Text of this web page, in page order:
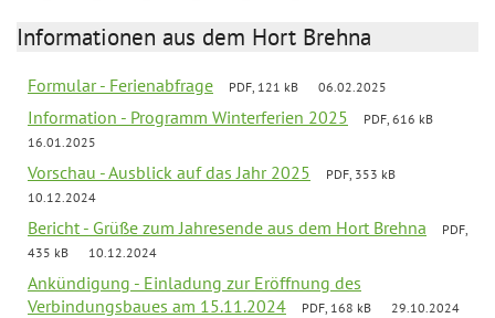
Informationen aus dem Hort Brehna
Formular - Ferienabfrage PDF, 121 kB 06.02.2025
Information - Programm Winterferien 2025
PDF, 616 kB
16.01.2025
Vorschau - Ausblick auf das Jahr 2025
PDF, 353 kB
10.12.2024
Bericht - Grüße zum Jahresende aus dem Hort Brehna
PDF,
435 kB
10.12.2024
Ankündigung - Einladung zur Eröffnung des
Verbindungsbaues am 15.11.2024
PDF, 168 kB 29.10.2024